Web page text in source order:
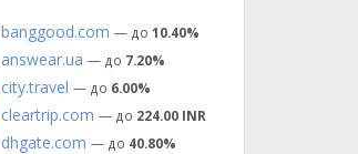
banggood.com — до 10.40%
answear.ua — до 7.20%
city.travel — до 6.00%
cleartrip.com — до 224.00 INR
dhgate.com — до 40.80%